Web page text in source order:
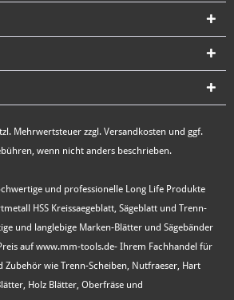
Mehrwertsteuer zzgl. Versandkosten und ggf.
wenn nicht anders beschrieben.
und professionelle Long Life Produkte
HSS Kreissaegeblatt, Sägeblatt und Trenn-
und langlebige Marken-Blätter und Sägebänder
auf www.mm-tools.de- Ihrem Fachhandel für
Zubehör wie Trenn-Scheiben, Nutfraeser, Hart
Holz Blätter, Oberfräse und